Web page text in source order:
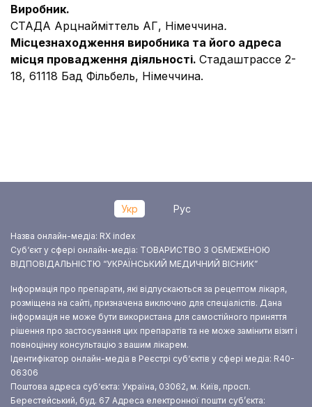
Виробник.
СТАДА Арцнайміттель АГ, Німеччина.
Місцезнаходження виробника та його адреса
місця провадження діяльності. Стадаштрассе 2-
18, 61118 Бад Фільбель, Німеччина.
Укр Рус
Назва онлайн-медіа: RX index
Суб‘єкт у сфері онлайн-медіа: ТОВАРИСТВО З ОБМЕЖЕНОЮ
ВІДПОВІДАЛЬНІСТЮ “УКРАЇНСЬКИЙ МЕДИЧНИЙ ВІСНИК”
Інформація про препарати, які відпускаються за рецептом лікаря,
розміщена на сайті, призначена виключно для спеціалістів. Дана
інформація не може бути використана для самостійного приняття
рішення про застосування цих препаратів та не може замінити візит і
повноцінну консультацію з вашим лікарем.
Ідентифікатор онлайн-медіа в Реєстрі суб‘єктів у сфері медіа: R40-
06306
Поштова адреса суб‘єкта: Україна, 03062, м. Київ, просп.
Берестейський, буд. 67 Адреса електронної пошти суб’єкта: